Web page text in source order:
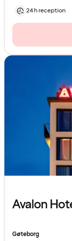
24 h reception
Avalon
Gøteborg